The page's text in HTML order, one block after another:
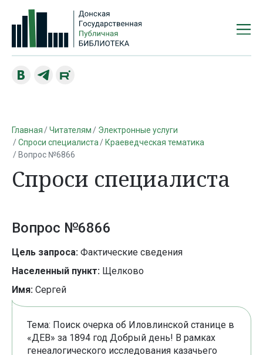
Главная Читателям
Электронные услуги
Спроси специалиста
Краеведческая тематика
Вопрос №6866
Спроси специалиста
Вопрос №6866
Цель запроса: Фактические сведения
Населенный пункт: Щелково
Имя: Сергей
Тема: Поиск очерка об Иловлинской станице в
«ДЕВ» за 1894 год Добрый день! В рамках
генеалогического исследования казачьего